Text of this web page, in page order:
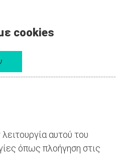
cookies
λειτουργία αυτού του
όπως πλοήγηση στις